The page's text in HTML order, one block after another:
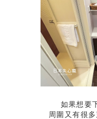
如果想要
周圍又有很